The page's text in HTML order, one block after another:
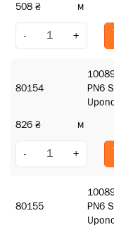
508 ₴ м
- +
80154
PN6
826 ₴ м
- +
80155
PN6